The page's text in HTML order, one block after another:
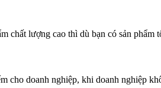
chất lượng cao thì dù bạn có sản
cho doanh nghiệp, khi doanh nghiệp